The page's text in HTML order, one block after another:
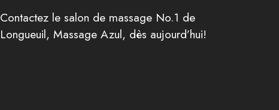
Contactez le salon de massage No.1 de
Longueuil, Massage Azul, dès aujourd’hui!